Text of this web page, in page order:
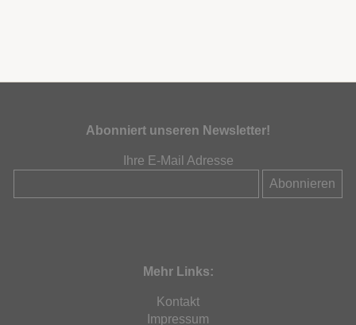
Abonniert unseren Newsletter!
Ihre E-Mail Adresse
Mehr Links:
Kontakt
Impressum